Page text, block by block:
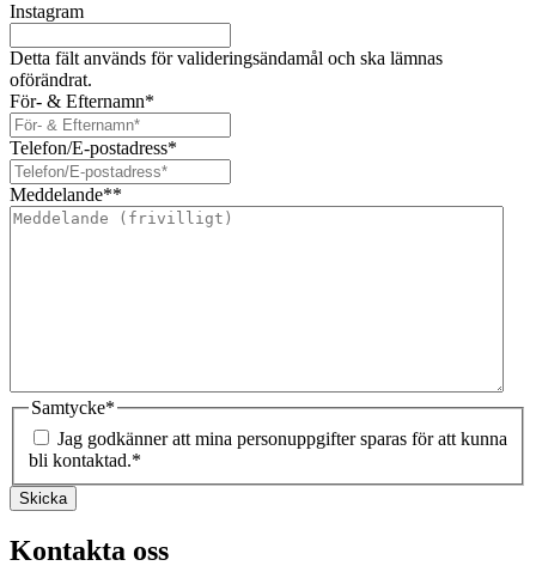
Instagram
Detta fält används för valideringsändamål och ska lämnas
oförändrat.
För- & Efternamn*
Telefon/E-postadress*
Meddelande**
Samtycke*
Jag godkänner att mina personuppgifter sparas för att kunna
bli kontaktad.*
Skicka
Kontakta oss